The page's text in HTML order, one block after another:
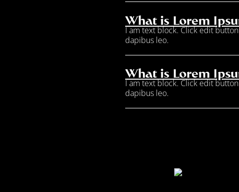
What is Lorem
I am text block. Click edit
dapibus leo.
What is Lorem
I am text block. Click edit
dapibus leo.